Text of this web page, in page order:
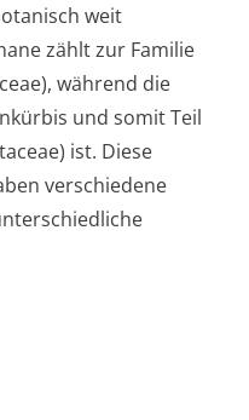
weit
zählt zur Familie
während die
und somit Teil
ist. Diese
verschiedene